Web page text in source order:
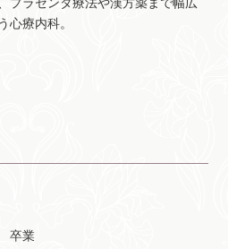
プラセンタ療法や漢方薬まで幅広
心療内科。
卒業